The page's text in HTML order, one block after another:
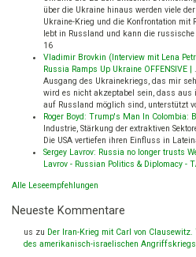
über die Ukraine hinaus werden viele
Ukraine-Krieg und die Konfrontation mit
lebt in Russland und kann die
16
Vladimir Brovkin (Interview mit Lena
Russia Ramps Up Ukraine OFFENSIVE | .
Ausgang des Ukrainekriegs, das mir
wird es nicht akzeptabel sein, dass aus
auf Russland möglich sind, unterstützt
Roger Boyd: Trump's Man In Colombia:
Industrie, Stärkung der extraktiven
Die USA vertiefen ihren Einfluss in
Sergey Lavrov: Russia no longer trusts
Lavrov - Russian Politics & Diplomacy -
Alle Leseempfehlungen
Neueste Kommentare
us zu Der Iran-Krieg mit Carl von
des amerikanisch-israelischen Angriffskriegs